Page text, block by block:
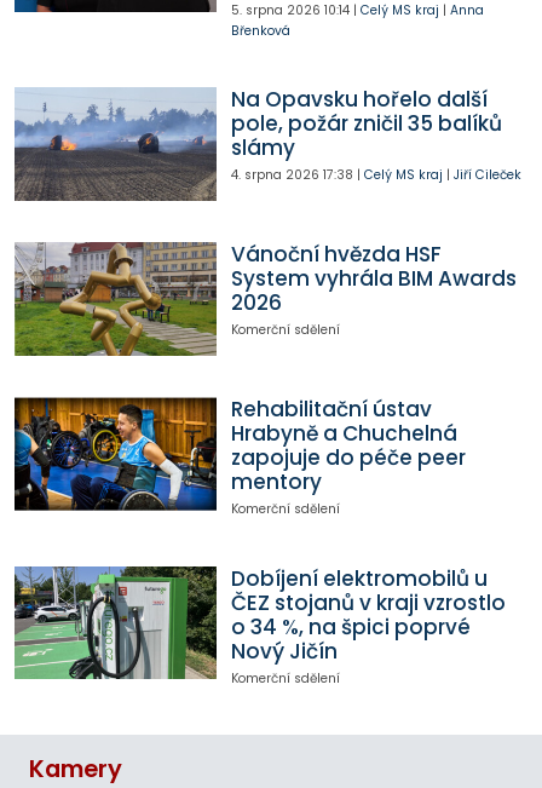
5. srpna 2026 10:14| Celý MS kraj | Anna
Břenková
Na Opavsku hořelo další
pole, požár zničil 35 balíků
slámy
4. srpna 2026 17:38 | Celý MS kraj | Jiří Cileček
Vánoční hvězda HSF
System vyhrála BIM Awards
2026
Komerční sdělení
Rehabilitační ústav
Hrabyně a Chuchelná
zapojuje do péče peer
mentory
Komerční sdělení
Dobíjení elektromobilů u
ČEZ stojanů v kraji vzrostlo
o 34 %, na špici poprvé
Nový Jičín
Komerční sdělení
Kamery